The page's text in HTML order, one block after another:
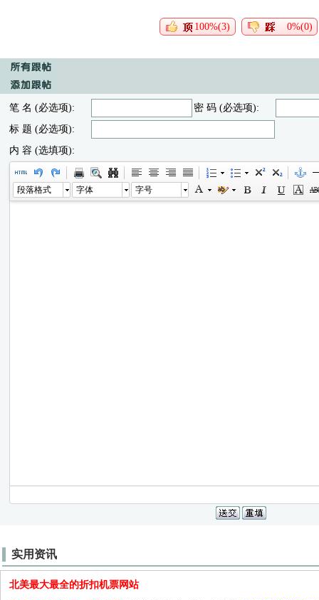
100%(3) 0%(0)
笔 名 (必选项):
密 码 (必选项):
标 题 (必选项):
内 容 (选填项):
段落格式 字体 字号
实用资讯
北美最大最全的折扣机票网站